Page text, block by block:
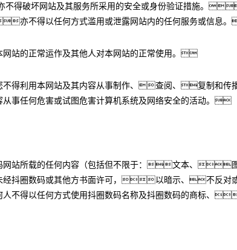
得破坏网站及其服务所采用的安全或身份验证措施。
亦不得以任何方式滥用或泄露网站内的任何服务或信息
站的正常运作及其他人对本网站的正常使用。
得利用本网站及其内容从事制作、查阅、复制和传
事任何危害或试图危害计算机系统及网络安全的活动。
网站所载的任何内容（包括但不限于：文本、
数码或其他方书面许可，以暗示、不反对或
得以任何方式使用抖圈数码名称及抖圈数码的商标、